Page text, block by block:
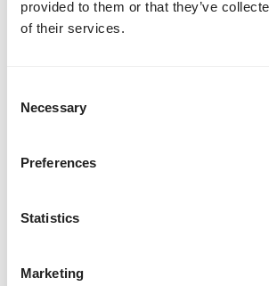
provided to them or that they’ve
of their services.
Selection
Necessary
Preferences
Statistics
Marketing
saumon pur, naturellement
acides gras oméga-3 tels
soutiennent les défenses
l’immunité du chat, tout
santé générale du
contribuent également à
Offrez à votre chat une
Choisissez Opti Life